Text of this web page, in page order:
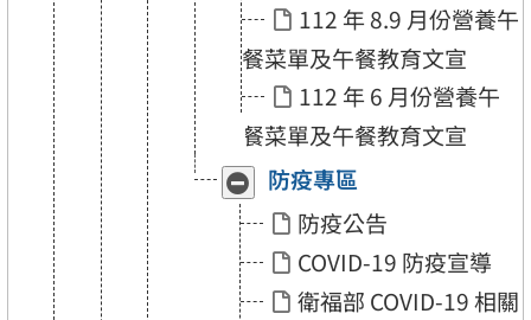
112 年 8.9 月份營養午
餐菜單及午餐教育文宣
112 年 6 月份營養午
餐菜單及午餐教育文宣
收
合
「防
專
區」
展
開
「防
專
區」
防疫專區
防疫公告
COVID-19 防疫宣導
衛福部 COVID-19 相關